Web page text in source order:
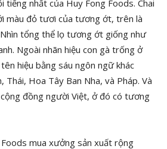
nhất của Huy Fong Foods. Chai
màu đỏ tươi của tương ớt, trên là
tổng thể lọ tương ớt giống như
Ngoài nhãn hiệu con gà trống ở
hiệu bằng sáu ngôn ngữ khác
Thái, Hoa Tây Ban Nha, và Pháp. Và
đồng người Việt, ở đó có tương
mua xưởng sản xuất rộng